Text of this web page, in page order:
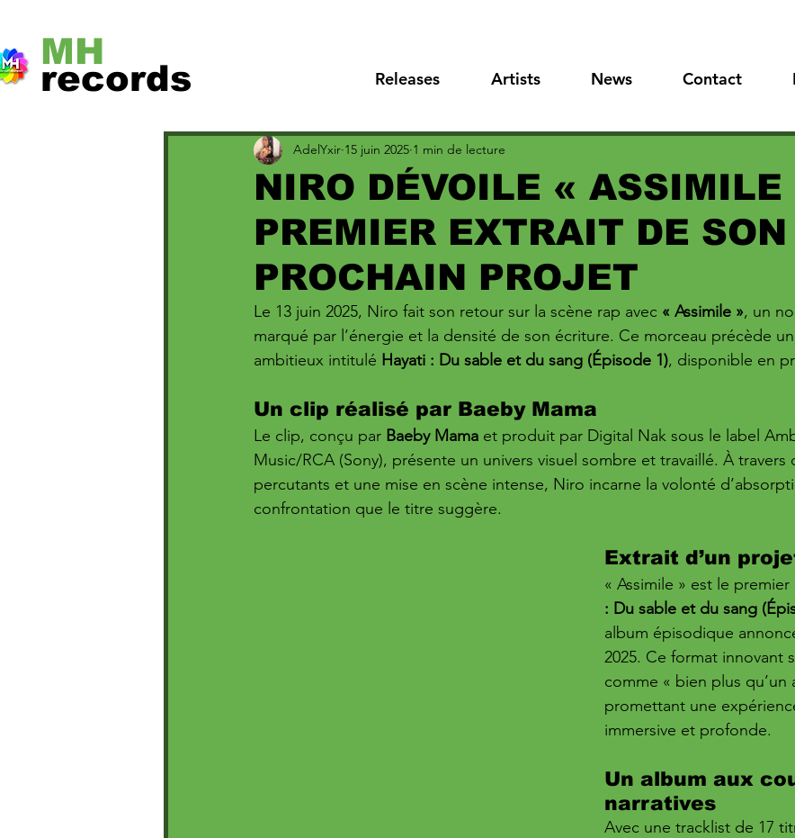
MH
records Releases Artists News Contact
NIRO DÉVOILE « ASSIMILE
PREMIER EXTRAIT DE SON
PROCHAIN PROJET
AdelYxir 15 juin 2025 1 min de lecture
Le 13 juin 2025, Niro fait son retour sur la scène rap avec « Assimile », un
marqué par l’énergie et la densité de son écriture. Ce morceau précède
ambitieux intitulé Hayati : Du sable et du sang (Épisode 1), disponible en
Un clip réalisé par Baeby Mama
Le clip, conçu par Baeby Mama et produit par Digital Nak sous le label
Music/RCA (Sony), présente un univers visuel sombre et travaillé. À travers
percutants et une mise en scène intense, Niro incarne la volonté
confrontation que le titre suggère.
Extrait d’un
« Assimile » est le
: Du sable et du sang
album épisodique
2025. Ce format innovant
comme « bien plus qu’un
promettant une
immersive et profonde.
Un album aux
narratives
Avec une tracklist de 17